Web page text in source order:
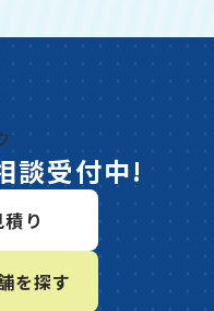
談受付中!
り
を探す